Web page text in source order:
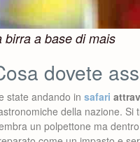
birra a base di mais
dovete
state andando in safari
della nazione. Si
un polpettone ma